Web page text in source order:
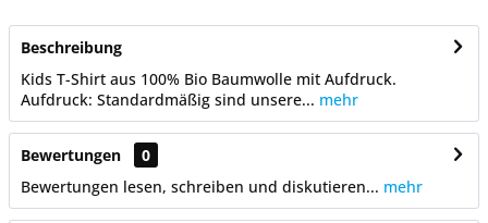
Beschreibung
Kids T-Shirt aus 100% Bio Baumwolle mit Aufdruck.
Aufdruck: Standardmäßig sind unsere... mehr
Bewertungen
0
Bewertungen lesen, schreiben und diskutieren... mehr